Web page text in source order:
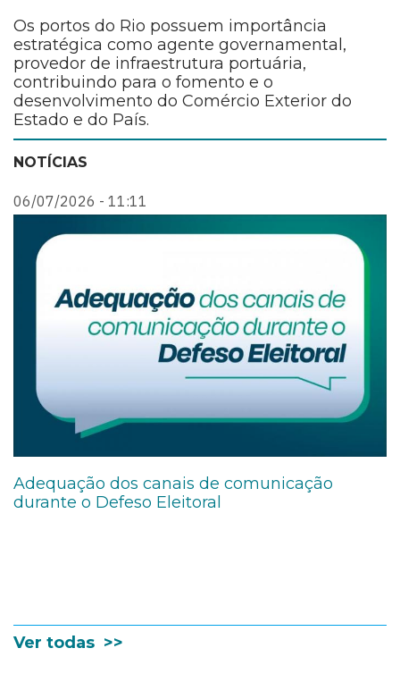
Os portos do Rio possuem importância
estratégica como agente governamental,
provedor de infraestrutura portuária,
contribuindo para o fomento e o
desenvolvimento do Comércio Exterior do
Estado e do País.
NOTÍCIAS
06/07/2026 - 11:11
Adequação dos canais de comunicação
durante o Defeso Eleitoral
Ver todas >>